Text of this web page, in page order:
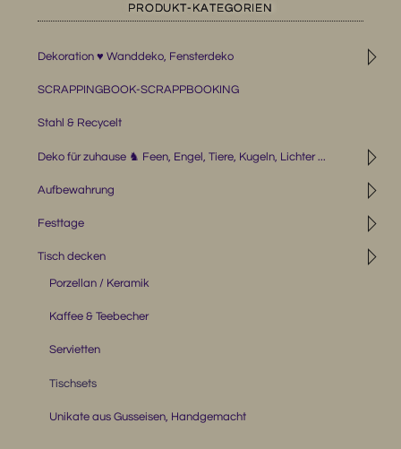
PRODUKT-KATEGORIEN
◹
Dekoration ♥ Wanddeko, Fensterdeko
SCRAPPINGBOOK-SCRAPPBOOKING
Stahl & Recycelt
◹
Deko für zuhause ♞ Feen, Engel, Tiere, Kugeln, Lichter ...
◹
Aufbewahrung
◹
Festtage
◹
Tisch decken
Porzellan / Keramik
Kaffee & Teebecher
Servietten
Tischsets
Unikate aus Gusseisen, Handgemacht